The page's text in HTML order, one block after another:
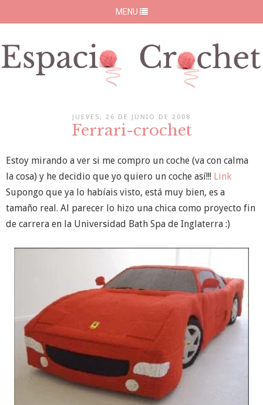
MENU
JUEVES, 26 DE JUNIO DE 2008
Ferrari-crochet
Estoy mirando a ver si me compro un coche (va con calma
la cosa) y he decidio que yo quiero un coche así!!! Link
Supongo que ya lo habíais visto, está muy bien, es a
tamaño real. Al parecer lo hizo una chica como proyecto fin
de carrera en la Universidad Bath Spa de Inglaterra :)